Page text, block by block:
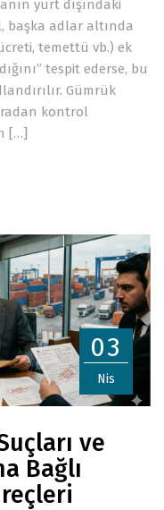
yurt dışındaki
başka adlar altında
temettü vb.) ek
tespit ederse, bu
Gümrük
kontrol
[…]
03
Nis
ve
Bağlı